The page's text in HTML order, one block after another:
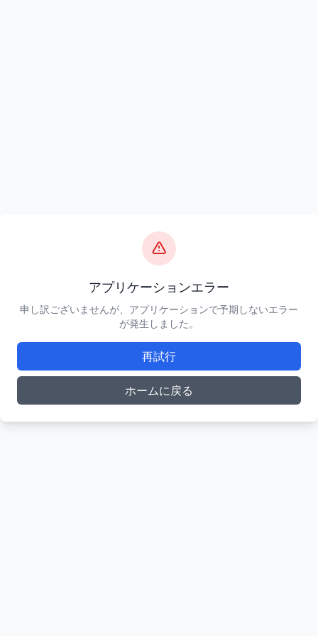
アプリケーションエラー
申し訳ございませんが、アプリケーションで予期しないエラー
が発生しました。
再試行
ホームに戻る